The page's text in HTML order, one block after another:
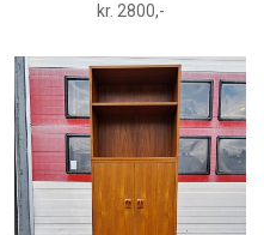
kr. 2800,-